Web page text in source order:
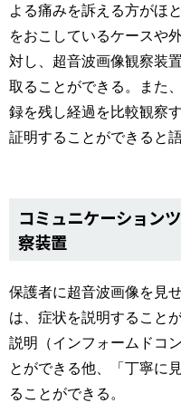
よる痛みを訴える方がほ
をおこしているケースや
対し、超音波画像観察装
取ることができる。また
録を残し経過を比較観察
証明することができると語
コミュニケーション
察装置
保護者に超音波画像を見
は、症状を説明すること
説明（インフォームドコ
とができる他、「丁寧に
ることができる。